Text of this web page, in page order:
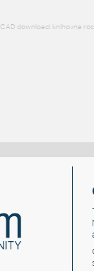
CAD download: knihovna